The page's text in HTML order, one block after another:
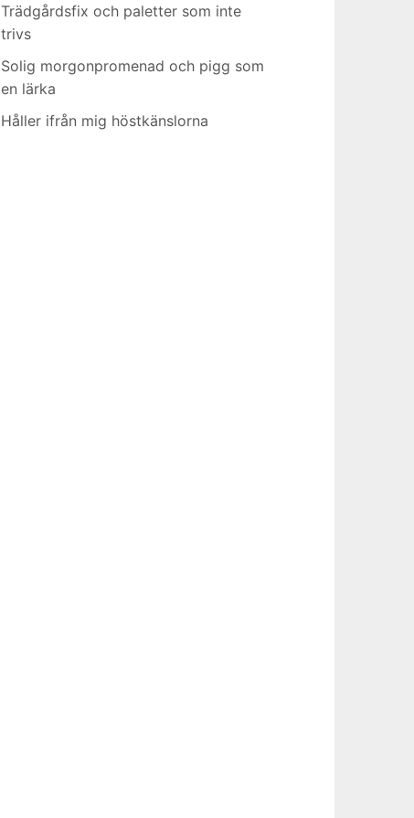
Trädgårdsfix och paletter som inte
trivs
Solig morgonpromenad och pigg som
en lärka
Håller ifrån mig höstkänslorna